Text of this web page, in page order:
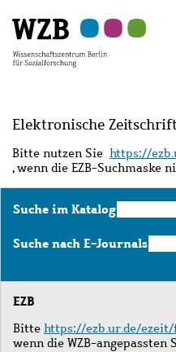
Hauptinhalt
springen
Navigation
springen
Suche
springen
Sekundärnavigation
springen
Fußzeile
springen
Elektronische
Bitte nutzen Sie https://
, wenn die EZB-Suchmaske
Suche im KatalogSuche
im
Katalog
Suche nach E-Journals
nach
EZB
Bitte https://ezb.ur.de/
wenn die WZB-